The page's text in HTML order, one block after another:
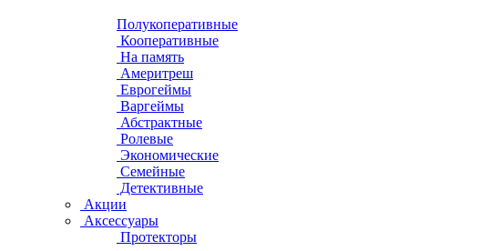
Полукоперативные
Кооперативные
На память
Америтреш
Еврогеймы
Варгеймы
Абстрактные
Ролевые
Экономические
Семейные
Детективные
Акции
Аксессуары
Протекторы